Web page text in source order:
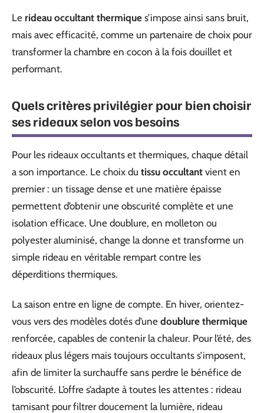
Le rideau occultant thermique s’impose ainsi sans bruit,
mais avec efficacité, comme un partenaire de choix pour
transformer la chambre en cocon à la fois douillet et
performant.
Quels critères privilégier pour bien choisir
ses rideaux selon vos besoins
Pour les rideaux occultants et thermiques, chaque détail
a son importance. Le choix du tissu occultant vient en
premier : un tissage dense et une matière épaisse
permettent d’obtenir une obscurité complète et une
isolation efficace. Une doublure, en molleton ou
polyester aluminisé, change la donne et transforme un
simple rideau en véritable rempart contre les
déperditions thermiques.
La saison entre en ligne de compte. En hiver, orientez-
vous vers des modèles dotés d’une doublure thermique
renforcée, capables de contenir la chaleur. Pour l’été, des
rideaux plus légers mais toujours occultants s’imposent,
afin de limiter la surchauffe sans perdre le bénéfice de
l’obscurité. L’offre s’adapte à toutes les attentes : rideau
tamisant pour filtrer doucement la lumière, rideau